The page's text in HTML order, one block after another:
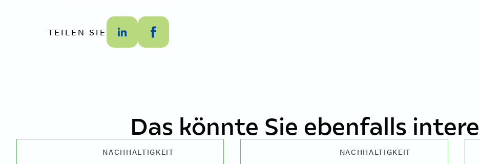
TEILEN SIE
Das könnte Sie ebenfalls
NACHHALTIGKEIT NACHHALTIGKEIT